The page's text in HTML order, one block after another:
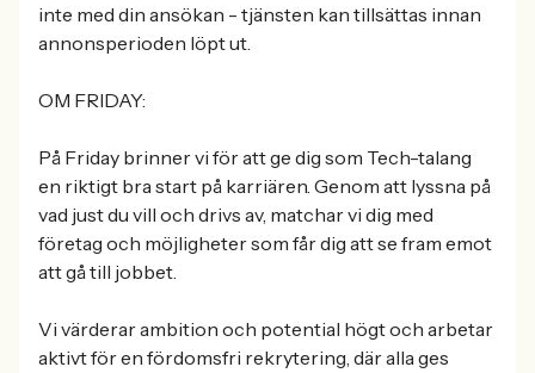
inte med din ansökan - tjänsten kan tillsättas innan
annonsperioden löpt ut.
OM FRIDAY:
På Friday brinner vi för att ge dig som Tech-talang
en riktigt bra start på karriären. Genom att lyssna på
vad just du vill och drivs av, matchar vi dig med
företag och möjligheter som får dig att se fram emot
att gå till jobbet.
Vi värderar ambition och potential högt och arbetar
aktivt för en fördomsfri rekrytering, där alla ges